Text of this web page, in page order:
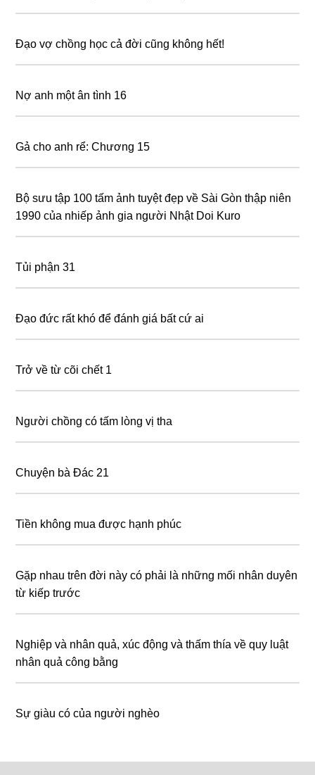
Đạo vợ chồng học cả đời cũng không hết!
Nợ anh một ân tình 16
Gả cho anh rể: Chương 15
Bộ sưu tập 100 tấm ảnh tuyệt đẹp về Sài Gòn thập niên
1990 của nhiếp ảnh gia người Nhật Doi Kuro
Tủi phận 31
Đạo đức rất khó để đánh giá bất cứ ai
Trở về từ cõi chết 1
Người chồng có tấm lòng vị tha
Chuyện bà Đác 21
Tiền không mua được hạnh phúc
Gặp nhau trên đời này có phải là những mối nhân duyên
từ kiếp trước
Nghiệp và nhân quả, xúc động và thấm thía về quy luật
nhân quả công bằng
Sự giàu có của người nghèo